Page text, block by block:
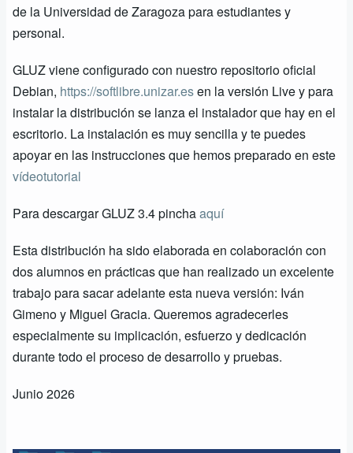
de la Universidad de Zaragoza para estudiantes y
personal.
GLUZ viene configurado con nuestro repositorio oficial
Debian, https://softlibre.unizar.esen la versión Live y para
instalar la distribución se lanza el instalador que hay en el
escritorio. La instalación es muy sencilla y te puedes
apoyar en las instrucciones que hemos preparado en este
vídeotutorial
Para descargar GLUZ 3.4 pinchaaquí
Esta distribución ha sido elaborada en colaboración con
dos alumnos en prácticas que han realizado un excelente
trabajo para sacar adelante esta nueva versión: Iván
Gimeno y Miguel Gracia. Queremos agradecerles
especialmente su implicación, esfuerzo y dedicación
durante todo el proceso de desarrollo y pruebas.
Junio 2026